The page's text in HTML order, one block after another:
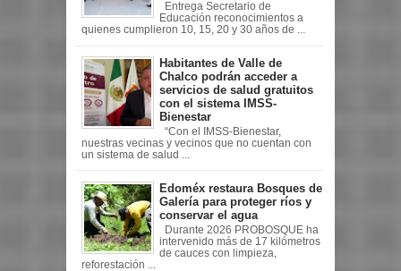
Entrega Secretario de
Educación reconocimientos a
quienes cumplieron 10, 15, 20 y 30 años de ...
Habitantes de Valle de
Chalco podrán acceder a
servicios de salud gratuitos
con el sistema IMSS-
Bienestar
“Con el IMSS-Bienestar,
nuestras vecinas y vecinos que no cuentan con
un sistema de salud ...
Edoméx restaura Bosques de
Galería para proteger ríos y
conservar el agua
Durante 2026 PROBOSQUE ha
intervenido más de 17 kilómetros
de cauces con limpieza,
reforestación ...